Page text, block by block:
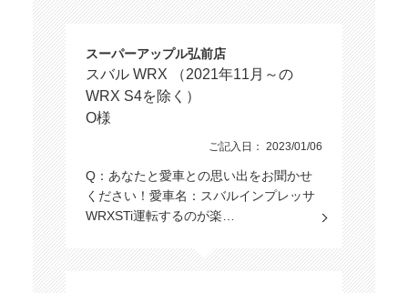
スーパーアップル弘前店
スバル WRX （2021年11月～の
WRX S4を除く）
O様
ご記入日： 2023/01/06
Q：あなたと愛車との思い出をお聞かせ
ください！愛車名：スバルインプレッサ
WRXSTi運転するのが楽…